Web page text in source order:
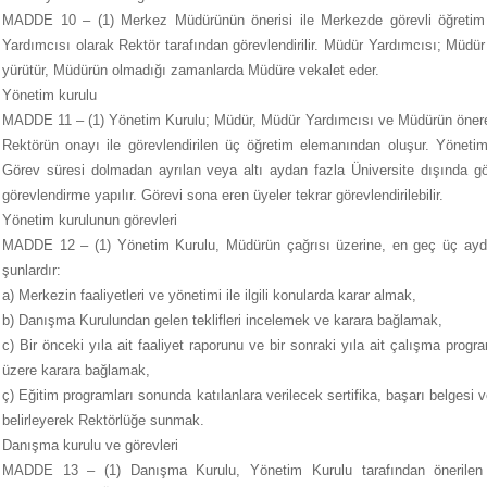
MADDE 10 – (1) Merkez Müdürünün önerisi ile Merkezde görevli
Yardımcısı olarak Rektör tarafından görevlendirilir. Müdür Yardımcısı;
yürütür, Müdürün olmadığı zamanlarda Müdüre vekalet eder.
Yönetim kurulu
MADDE 11 – (1) Yönetim Kurulu; Müdür, Müdür Yardımcısı ve Müdürün
Rektörün onayı ile görevlendirilen üç öğretim elemanından oluşur.
Görev süresi dolmadan ayrılan veya altı aydan fazla Üniversite dışında
görevlendirme yapılır. Görevi sona eren üyeler tekrar görevlendirilebilir.
Yönetim kurulunun görevleri
MADDE 12 – (1) Yönetim Kurulu, Müdürün çağrısı üzerine, en geç üç
şunlardır:
a) Merkezin faaliyetleri ve yönetimi ile ilgili konularda karar almak,
b) Danışma Kurulundan gelen teklifleri incelemek ve karara bağlamak,
c) Bir önceki yıla ait faaliyet raporunu ve bir sonraki yıla ait çalışma
üzere karara bağlamak,
ç) Eğitim programları sonunda katılanlara verilecek sertifika, başarı belgesi
belirleyerek Rektörlüğe sunmak.
Danışma kurulu ve görevleri
MADDE 13 – (1) Danışma Kurulu, Yönetim Kurulu tarafından